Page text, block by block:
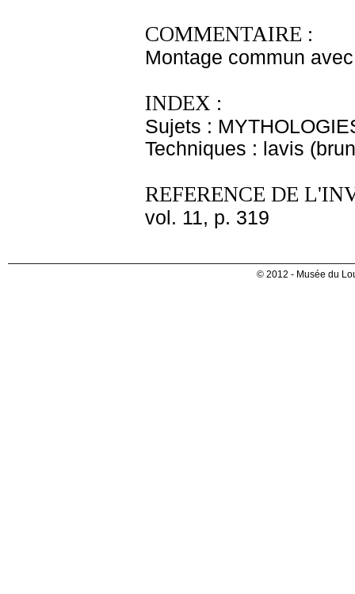
COMMENTAIRE :
Montage commun
INDEX :
Sujets :
Techniques : lavis
REFERENCE DE
vol. 11, p. 319
© 2012 - Musée du